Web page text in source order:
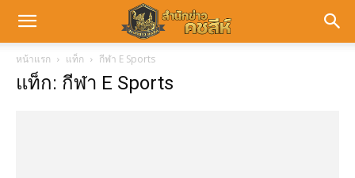
หน้าแรก แท็ก กีฬา E Sports
แท็ก: กีฬา E Sports